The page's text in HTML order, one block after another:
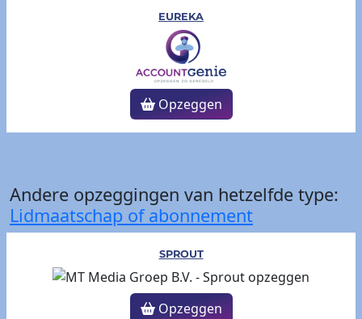
EUREKA
Opzeggen
Andere opzeggingen van hetzelfde type:
Lidmaatschap of abonnement
SPROUT
Opzeggen